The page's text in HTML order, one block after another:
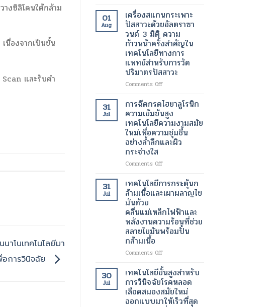
างซิลิโคนใต้กล้าม
นื่องจากเป็นขั้น
และรับคำ
าโนเทคโนโลยีมา
อการวินิจฉัย
เพื่อ
การ
ฟื้นฟู
ผิว
อย่าง
เป็น
ธรรมชาติ
ของ
การ
จัดการ
น้ำ
หนัก
สมัย
ใหม่
ทางการ
แพทย์
สมัย
ใหม่
สำหรับ
การ
รักษา
ภาวะ
หัวใจ
จังหวะ
01
Aug
เครื่องสแกนกระเพาะ
ปัสสาวะด้วยอัลตราซา
วนด์ 3 มิติ ความ
ก้าวหน้าครั้งสำคัญใน
เทคโนโลยีทางการ
แพทย์สำหรับการวัด
ปริมาตรปัสสาวะ
Comments Offon
สแกน
กระเพาะ
ปัสสาวะ
ด้วย
อัลตรา
ซา
3
ก้าวหน้า
ครั้ง
ใน
เทคโนโลยี
ทางการ
การ
ปริมาตร
ปัสสาวะ
31
Jul
การฉีดกรดไฮยาลูโรนิก
ความเข้มข้นสูง
เทคโนโลยีความงามสมัย
ใหม่เพื่อความชุ่มชื้น
อย่างล้ำลึกและผิว
กระจ่างใส
Comments Offon
ฉีด
กรด
ไฮ
ลู
โร
นิก
เข้ม
สูง
เทคโนโลยี
ความ
งาม
สมัย
31
Jul
เทคโนโลยีการกระตุ้นก
ล้ามเนื้อและเผาผลาญไข
มันด้วย
คลื่นแม่เหล็กไฟฟ้าและ
พลังงานความร้อนที่ช่วย
สลายไขมันพร้อมปั้น
กล้ามเนื้อ
Comments Offon
การก
ระ
ตุ้
นก
ล้า
30
Jul
เทคโนโลยีขั้นสูงสำหรับ
การวินิจฉัยโรคหลอด
เลือดสมองสมัยใหม่
ออกแบบมาให้เร็วที่สุด